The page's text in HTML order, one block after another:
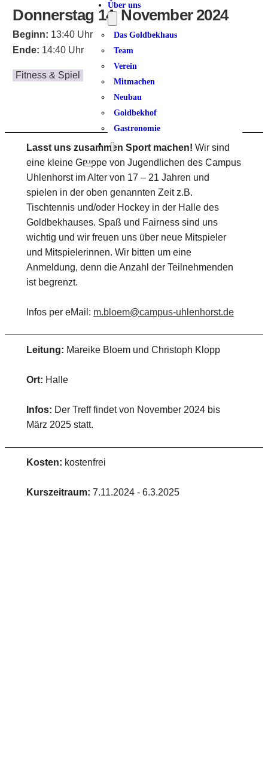
Über uns
Das Goldbekhaus
Team
Verein
Mitmachen
Neubau
Goldbekhof
Gastronomie
Donnerstag 14. November 2024
Beginn: 13:40 Uhr
Ende: 14:40 Uhr
Fitness & Spiel
Lasst uns zusammen Sport machen! Wir sind
eine kleine Gruppe von Jugendlichen des Campus
Uhlenhorst im Alter von 17 – 21 Jahren und
spielen in der oben genannten Zeit z.B.
Tischtennis und/oder Hockey in der Halle des
Goldbekhauses. Spaß und Fairness sind uns
wichtig und wir freuen uns über neue Mitspieler
und Mitspielerinnen. Wir bitten um eine
Anmeldung, denn die Anzahl der Teilnehmenden
ist begrenzt.
Infos per eMail: m.bloem@campus-uhlenhorst.de
Leitung: Mareike Bloem und Christoph Klopp
Ort: Halle
Infos: Der Treff findet von November 2024 bis
März 2025 statt.
Kosten: kostenfrei
Kurszeitraum: 7.11.2024 - 6.3.2025